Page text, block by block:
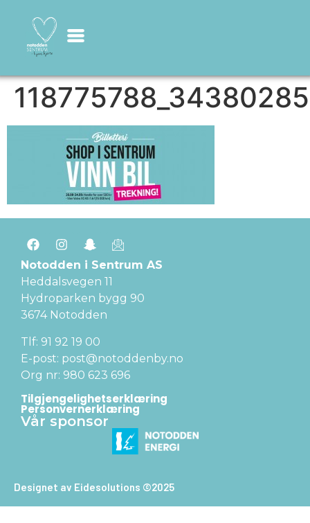
Notodden i Sentrum AS
Heddalsvegen 11
Hydroparken bygg 90
3674 Notodden
Tlf: 91 92 19 00
E-post: post@notoddenby.no
Org nr: 980 623 696
Tilgjengelighetserklæring
Personvernerklæring
Vår sponsor
Designet av Eidesolutions ©2025